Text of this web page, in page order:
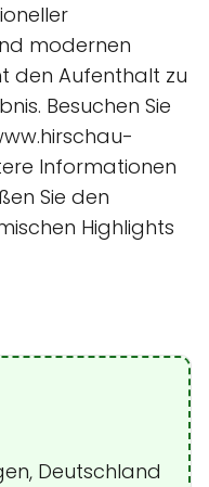
modernen
den Aufenthalt zu
Besuchen Sie
Informationen
Sie den
Highlights
Deutschland